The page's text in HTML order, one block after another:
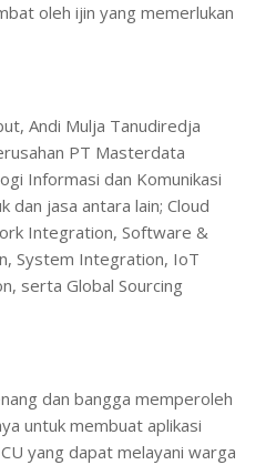
oleh ijin yang memerlukan
Andi Mulja Tanudiredja
PT Masterdata
Informasi dan Komunikasi
dan jasa antara lain; Cloud
Integration, Software &
System Integration, IoT
serta Global Sourcing
dan bangga memperoleh
untuk membuat aplikasi
yang dapat melayani warga